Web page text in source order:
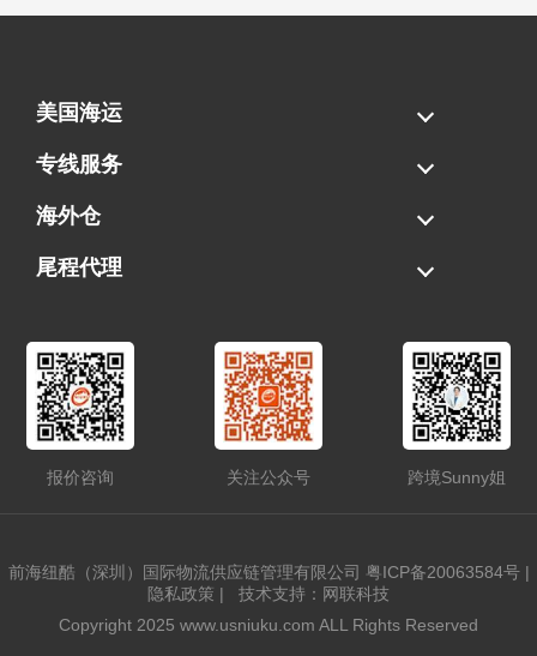
美国海运
海运拼柜
海运整柜
美国海卡
加拿大海运
专线服务
FBA专线直送
超大件专线
AWD专线
电池专线
海外仓
一件代发
FBA中转
贴标换标
拆柜/存储
尾程代理
报价咨询 关注公众号 跨境Sunny姐
前海纽酷（深圳）国际物流供应链管理有限公司 粤ICP备20063584号|
隐私政策 |
技术支持：网联科技
Copyright 2025 www.usniuku.com ALL Rights Reserved